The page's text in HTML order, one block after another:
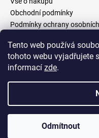
Tento web používá
tohoto webu vyjadřujete
informací zde.
Odmítnout
Obchodní podmínky
Podmínky ochrany
facebook.com/
Copyright 2026